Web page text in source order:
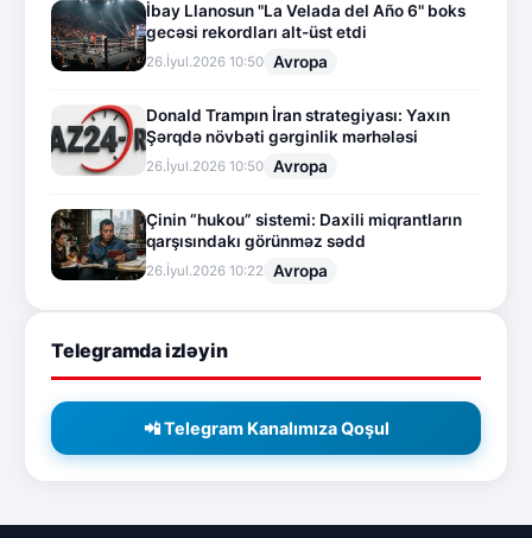
İbay Llanosun "La Velada del Año 6" boks
gecəsi rekordları alt-üst etdi
26.İyul.2026 10:50 Avropa
Donald Trampın İran strategiyası: Yaxın
Şərqdə növbəti gərginlik mərhələsi
26.İyul.2026 10:50 Avropa
Çinin “hukou” sistemi: Daxili miqrantların
qarşısındakı görünməz sədd
26.İyul.2026 10:22 Avropa
Telegramda izləyin
📲 Telegram Kanalımıza Qoşul